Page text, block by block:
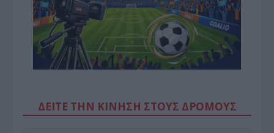
ΔΕΙΤΕ ΤΗΝ ΚΙΝΗΣΗ ΣΤΟΥΣ ΔΡΌΜΟΥΣ